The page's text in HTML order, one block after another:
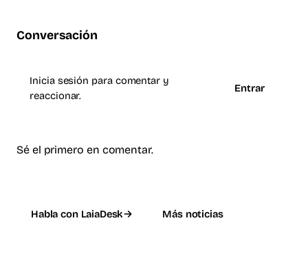
Conversación
Inicia sesión para comentar y
reaccionar.
Entrar
Sé el primero en comentar.
Habla con LaiaDesk Más noticias